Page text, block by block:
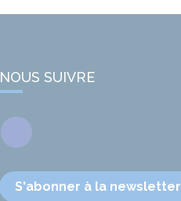
NOUS SUIVRE
Facebook
S'abonner à la newsletter